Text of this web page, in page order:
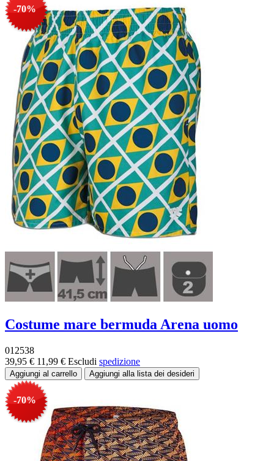
-70%
Costume mare bermuda Arena uomo
012538
39,95 € 11,99 € Escludi spedizione
-70%